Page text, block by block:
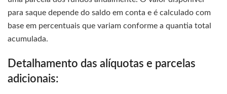
para saque depende do saldo em conta e é calculado com
base em percentuais que variam conforme a quantia total
acumulada.
Detalhamento das alíquotas e parcelas
adicionais: